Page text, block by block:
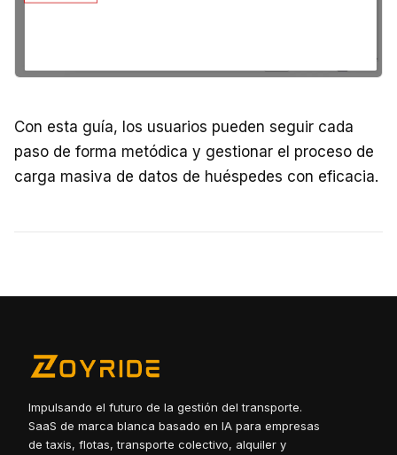
Con esta guía, los usuarios pueden seguir cada
paso de forma metódica y gestionar el proceso de
carga masiva de datos de huéspedes con eficacia.
Impulsando el futuro de la gestión del transporte.
SaaS de marca blanca basado en IA para empresas
de taxis, flotas, transporte colectivo, alquiler y